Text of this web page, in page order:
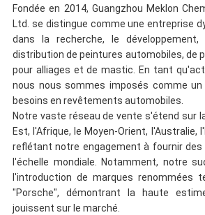
Fondée en 2014, Guangzhou Meklon
Ltd. se distingue comme une entreprise
dans la recherche, le
distribution de peintures automobiles, de
pour alliages et de mastic. En tant
nous nous sommes imposés comme
besoins en revêtements automobiles.
Notre vaste réseau de vente s'étend sur
Est, l'Afrique, le Moyen-Orient, l'Australie,
reflétant notre engagement à fournir
l'échelle mondiale. Notamment, notre
l'introduction de marques renommées
"Porsche", démontrant la haute
jouissent sur le marché.